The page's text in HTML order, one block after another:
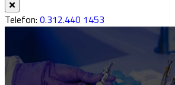
Telefon: 0.312.440 1453